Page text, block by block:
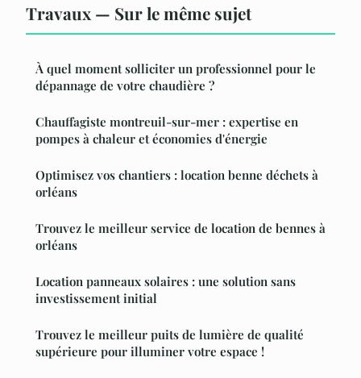
Travaux — Sur le même sujet
À quel moment solliciter un professionnel pour le
dépannage de votre chaudière ?
Chauffagiste montreuil-sur-mer : expertise en
pompes à chaleur et économies d'énergie
Optimisez vos chantiers : location benne déchets à
orléans
Trouvez le meilleur service de location de bennes à
orléans
Location panneaux solaires : une solution sans
investissement initial
Trouvez le meilleur puits de lumière de qualité
supérieure pour illuminer votre espace !